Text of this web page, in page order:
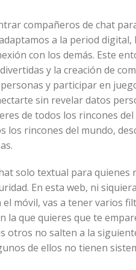
compañeros de chat
a la period
con los demás. Este
y la creación de
y participar en
sin revelar datos
de todos los rincones
los rincones del mundo,
solo textual para
En esta web, ni
móvil, vas a tener varios
la que quieres que te
otros no salten a la
de ellos no tienen